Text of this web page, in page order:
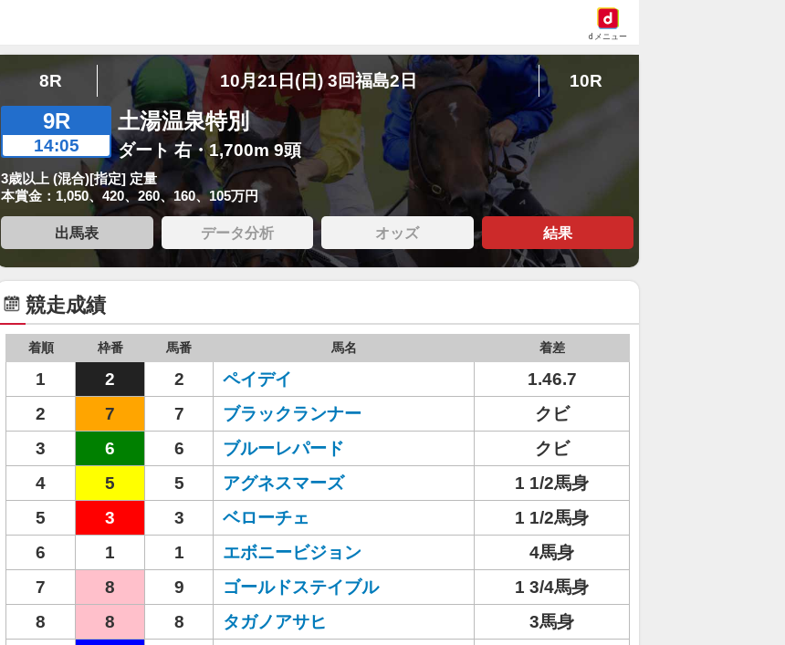
dメニュー
8R 10月21日(日) 3回福島2日 10R
9R
14:05
土湯温泉特別
ダート 右・1,700m 9頭
3歳以上 (混合)[指定] 定量
本賞金：1,050、420、260、160、105万円
出馬表 データ分析 オッズ 結果
競走成績
着順 枠番 馬番 馬名 着差
1 2 2 ペイデイ
1.46.7
2
7 7 ブラックランナー
クビ
3
6 6 ブルーレパード
クビ
4
5 5 アグネスマーズ
1 1/2馬身
5
3 3 ベローチェ
1 1/2馬身
6
1 1 エボニービジョン
4馬身
7
8 9 ゴールドステイブル
1 3/4馬身
8
8 8 タガノアサヒ
3馬身